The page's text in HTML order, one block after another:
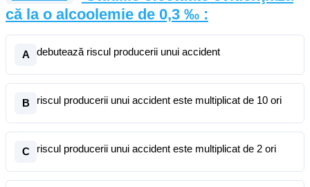
că la o alcoolemie de 0,3 ‰ :
A debutează riscul producerii unui accident
B riscul producerii unui accident este multiplicat de 10 ori
C riscul producerii unui accident este multiplicat de 2 ori